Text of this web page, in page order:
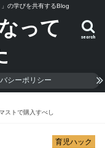
の学びを共有するBlog
って
search
シーポリシー
ストで購入すべし
育児ハック